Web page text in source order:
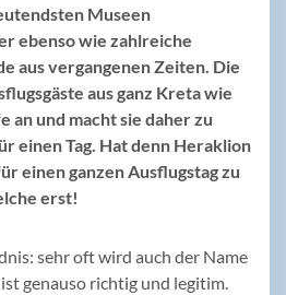
Museen
ebenso wie zahlreiche
aus vergangenen Zeiten. Die
aus ganz Kreta wie
und macht sie daher zu
einen Tag. Hat denn Heraklion
einen ganzen Ausflugstag zu
erst!
sehr oft wird auch der Name
genauso richtig und legitim.